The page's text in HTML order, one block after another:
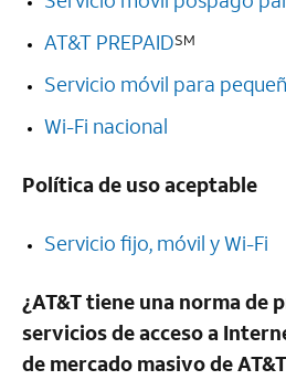
AT&T PREPAIDSM
Servicio móvil para
Wi-Fi nacional
Política de uso aceptable
Servicio fijo, móvil yWi-Fi
¿AT&Ttiene una norma de
servicios de acceso a
de mercado masivo deAT&T